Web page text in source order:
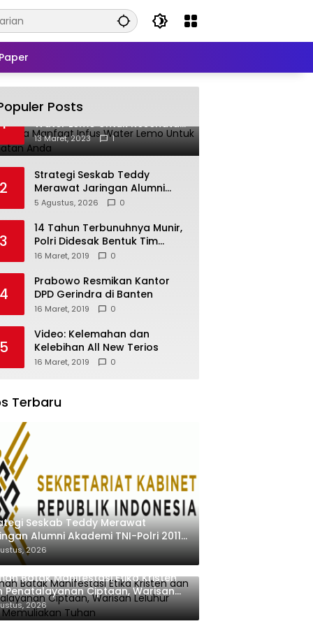
Posts
1
Beberapa Manfaat Infus
Water Lemo Untuk Kesehatan
Anda
13 Maret, 2023 1
2
Strategi Seskab Teddy
Merawat Jaringan Alumni
Akademi TNI-Polri 2011 Dinilai
Membangun Loyalitas
5 Agustus, 2026 0
3
14 Tahun Terbunuhnya Munir,
Polri Didesak Bentuk Tim
Khusus
16 Maret, 2019 0
4
Prabowo Resmikan Kantor
DPD Gerindra di Banten
16 Maret, 2019 0
5
Video: Kelemahan dan
Kelebihan All New Terios
16 Maret, 2019 0
Terbaru
Seskab Teddy Merawat
Alumni Akademi TNI-Polri 2011
Jadi “Masterclass” Membangun
2026
Batak Manifestasi Etika Kristen
Penatalayanan Ciptaan, Warisan
untuk Memuliakan Tuhan
2026